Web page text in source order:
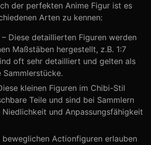
der perfekten Anime Figur ist es
Arten zu kennen:
– Diese detaillierten Figuren werden
Maßstäben hergestellt, z.B. 1:7
oft sehr detailliert und gelten als
kleinen Figuren im Chibi-Stil
Teile und sind bei Sammlern
und Anpassungsfähigkeit
beweglichen Actionfiguren erlauben